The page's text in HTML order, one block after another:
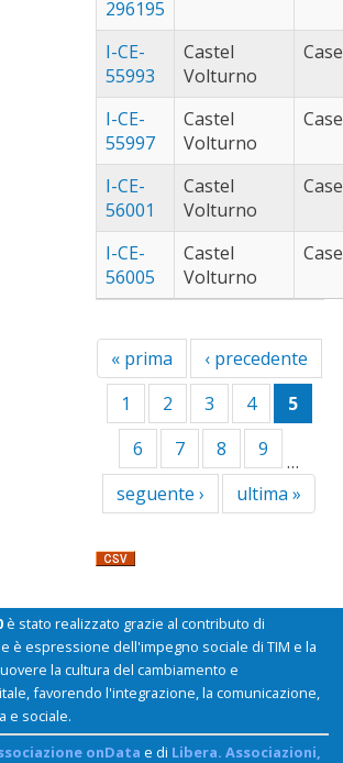
filter
trecastagni
filter
valenzano
(76)Apply
valenzano
filter
villabate (35)
296195
I-CE-
55993
Castel
Volturno
I-CE-
55997
Castel
Volturno
I-CE-
56001
Castel
Volturno
I-CE-
56005
Castel
Volturno
« prima
‹ precedente
1
2 3 4
5
6
7 8 9
…
seguente ›
ultima »
è stato realizzato grazie al contributo di
è espressione dell'impegno sociale di TIM e la
la cultura del cambiamento e
favorendo l'integrazione, la comunicazione,
e sociale.
onData e di Libera. Associazioni,